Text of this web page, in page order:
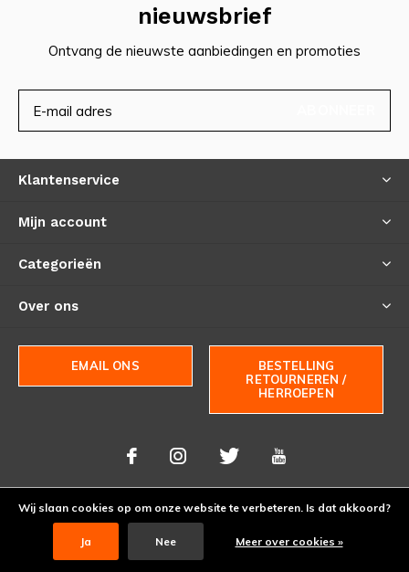
nieuwsbrief
Ontvang de nieuwste aanbiedingen en promoties
Klantenservice
Mijn account
Categorieën
Over ons
EMAIL ONS
BESTELLING
RETOURNEREN /
HERROEPEN
© Copyright2026- Theme By
Wij slaan cookies op om onze website te verbeteren. Is dat akkoord?
Ja Nee Meer over cookies »